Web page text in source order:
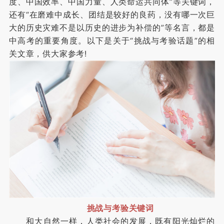
还有“在磨难中成长、团结是较好的良药，没有哪一次巨
大的历史灾难不是以历史的进步为补偿的”等名言，都是
中高考的重要角度。以下是关于“挑战与考验话题”的相
关文章，供大家参考!
挑战与考验关键词
和大自然一样，人类社会的发展，既有阳光灿烂的